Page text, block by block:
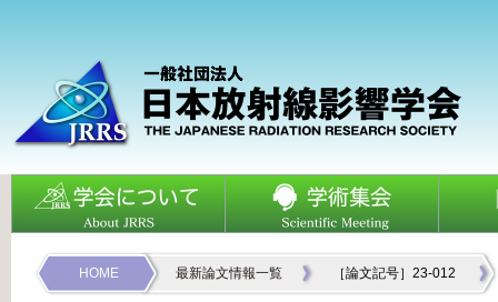
HOME 最新論文情報一覧 ［論文記号］23-012